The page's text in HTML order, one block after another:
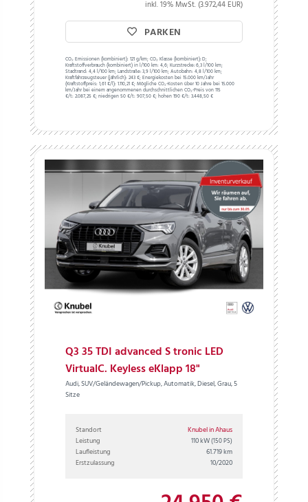
inkl. 19% MwSt. (3.972,44 EUR)
PARKEN
CO₂ Emissionen (kombiniert): 121 g/km;CO₂ Klasse (kombiniert): D;
Kraftstoffverbrauch (kombiniert) in l/100 km: 4,6;Kurzstrecke: 6,3 l/100 km;
Stadtrand: 4,4 l/100 km;Landstraße: 3,9 l/100 km;Autobahn: 4,8 l/100 km;
Kraftfahrzeugsteuer (jährlich): 243 €;Energiekosten bei 15.000 km/Jahr
(Kraftstoffpreis: 1,61€/l): 1.110,21 €;Mögliche CO₂-Kosten über 10 Jahre bei 15.000
km/Jahr bei einem angenommenen durchschnittlichen CO₂-Preis von 115
€/t: 2.087,25 €; niedrigen 50 €/t: 907,50 €; hohen 190 €/t: 3.448,50 €
Q3 35 TDI advanced S tronic LED
VirtualC. Keyless eKlapp 18"
Audi, SUV/Geländewagen/Pickup, Automatik, Diesel, Grau, 5
Sitze
Standort
Knubel in Ahaus
Leistung
110 kW(150 PS)
Laufleistung
61.719 km
Erstzulassung
10/2020